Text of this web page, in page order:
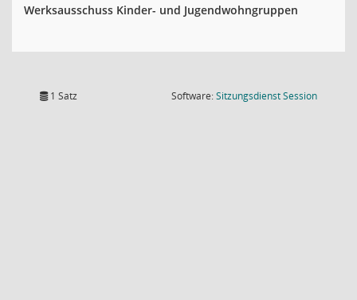
Werksausschuss Kinder- und Jugendwohngruppen
1 Satz Software:SitzungsdienstSession(Wird in